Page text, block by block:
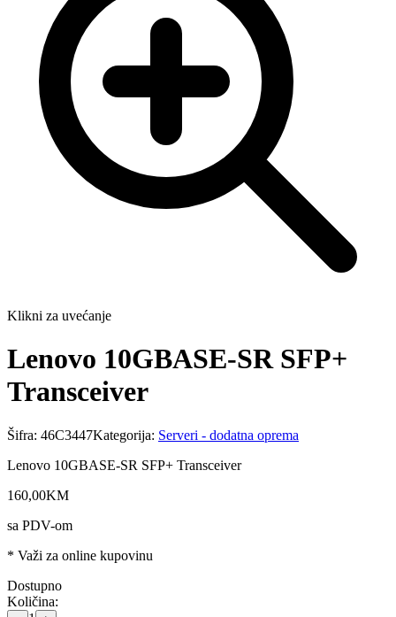
Klikni za uvećanje
Lenovo 10GBASE-SR SFP+
Transceiver
Šifra: 46C3447Kategorija: Serveri - dodatna oprema
Lenovo 10GBASE-SR SFP+ Transceiver
160,00KM
sa PDV-om
* Važi za online kupovinu
Dostupno
Količina: